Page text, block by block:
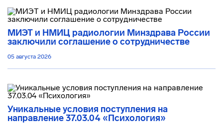
МИЭТ и НМИЦ радиологии Минздрава России
заключили соглашение о сотрудничестве
05 августа 2026
Уникальные условия поступления на
направление 37.03.04 «Психология»